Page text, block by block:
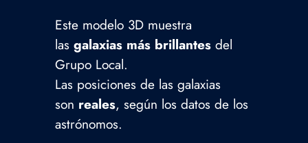
Este modelo 3D muestra
las galaxias más brillantesdel
Grupo Local.
Las posiciones de las galaxias
son reales, según los datos de los
astrónomos.